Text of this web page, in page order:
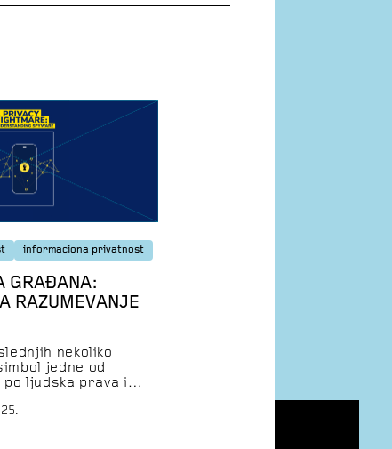
informaciona privatnost
GRAĐANA:
RAZUMEVANJE
nekoliko
jedne od
ljudska prava i
po svom dizajnu,